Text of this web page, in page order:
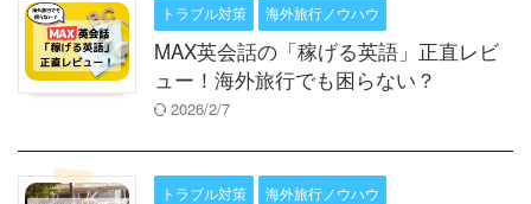
トラブル対策 海外旅行ノウハウ
MAX英会話の「稼げる英語」正直レビ
ュー！海外旅行でも困らない？
2026/2/7
トラブル対策 海外旅行ノウハウ